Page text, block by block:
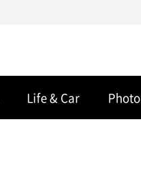
Life & Car Photo